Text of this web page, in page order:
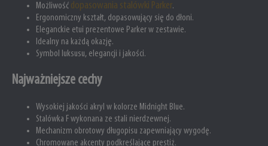
Możliwość dopasowania stalówki Parker.
Ergonomiczny kształt, dopasowujący się do dłoni.
Eleganckie etui prezentowe Parker w zestawie.
Idealny na każdą okazję.
Symbol luksusu, elegancji i jakości.
Najważniejsze cechy
Wysokiej jakości akryl w kolorze Midnight Blue.
Stalówka F wykonana ze stali nierdzewnej.
Mechanizm obrotowy długopisu zapewniający wygodę.
Chromowane akcenty podkreślające prestiż.